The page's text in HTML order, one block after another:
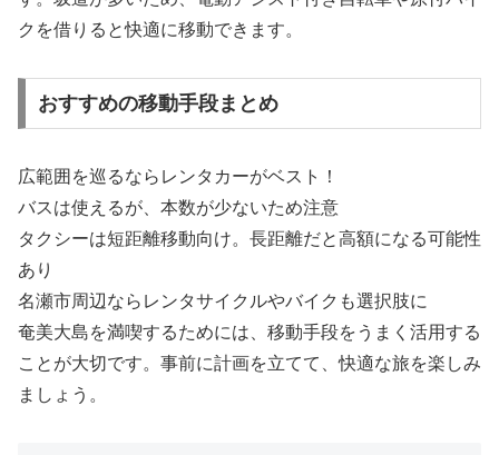
クを借りると快適に移動できます。
おすすめの移動手段まとめ
広範囲を巡るならレンタカーがベスト！
バスは使えるが、本数が少ないため注意
タクシーは短距離移動向け。長距離だと高額になる可能性
あり
名瀬市周辺ならレンタサイクルやバイクも選択肢に
奄美大島を満喫するためには、移動手段をうまく活用する
ことが大切です。事前に計画を立てて、快適な旅を楽しみ
ましょう。